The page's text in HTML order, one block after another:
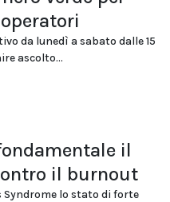
da lunedì a sabato dalle 15
ascolto...
il
il burnout
lo stato di forte